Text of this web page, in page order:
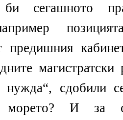
сегашното
предишния
сдобили
морето? И за